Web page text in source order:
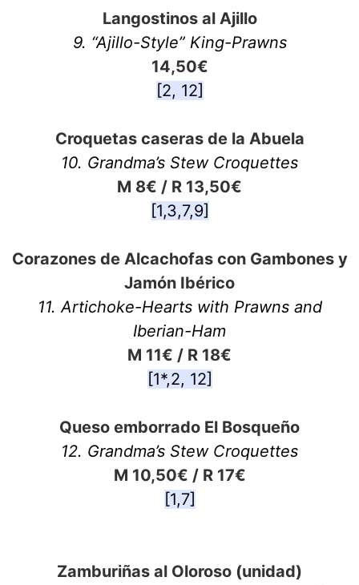
Langostinos al Ajillo
9. “Ajillo-Style” King-Prawns
14,50€
[2, 12]
Croquetas caseras de la Abuela
10. Grandma’s Stew Croquettes
M 8€ / R 13,50€
[1,3,7,9]
Corazones de Alcachofas con Gambones y
Jamón Ibérico
11. Artichoke-Hearts with Prawns and
Iberian-Ham
M 11€ / R 18€
[1*,2, 12]
Queso emborrado El Bosqueño
12. Grandma’s Stew Croquettes
M 10,50€ / R 17€
[1,7]
Zamburiñas al Oloroso (unidad)